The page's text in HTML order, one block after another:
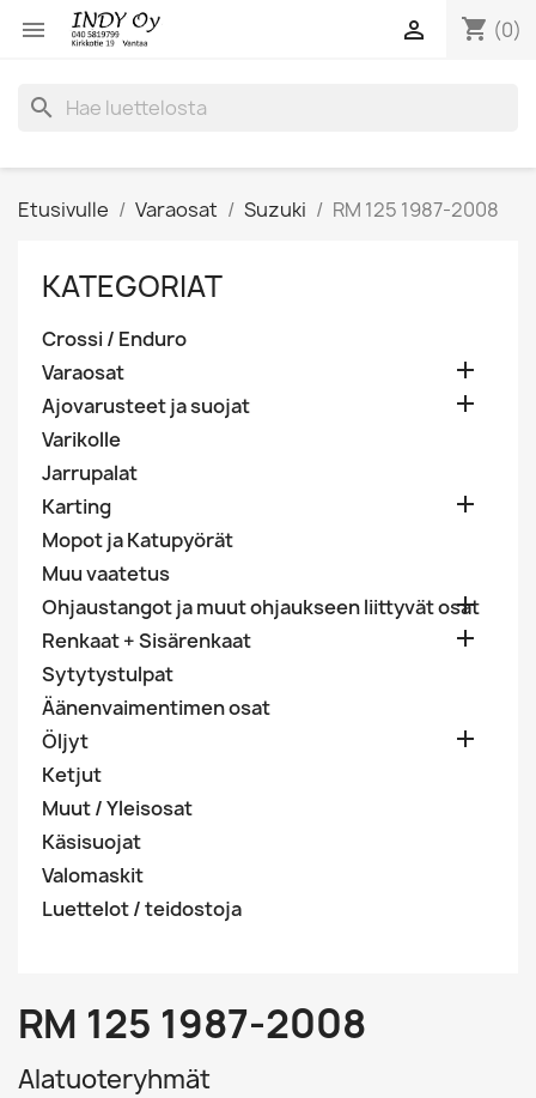
 shopping_cart (0)

search
Etusivulle Varaosat Suzuki RM 125 1987-2008
KATEGORIAT
Crossi / Enduro
Varaosat

Ajovarusteet ja suojat 
Varikolle
Jarrupalat
Karting

Mopot ja Katupyörät
Muu vaatetus
Ohjaustangot ja muut ohjaukseen liittyvät osat

Renkaat + Sisärenkaat 
Sytytystulpat
Äänenvaimentimen osat
Öljyt

Ketjut
Muut / Yleisosat
Käsisuojat
Valomaskit
Luettelot / teidostoja
RM 125 1987-2008
Alatuoteryhmät